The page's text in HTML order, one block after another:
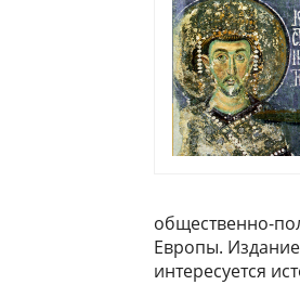
общественно-
Европы.
интересуется